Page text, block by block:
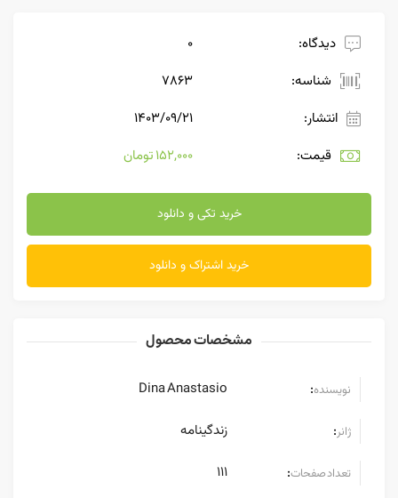
دیدگاه:
0
شناسه:
7863
انتشار:
۱۴۰۳/۰۹/۲۱
قیمت:
152,000 تومان
خرید تکی و دانلود
خرید اشتراک و دانلود
مشخصات محصول
نویسنده:
Dina Anastasio
ژانر: زندگینامه
تعداد صفحات:
111